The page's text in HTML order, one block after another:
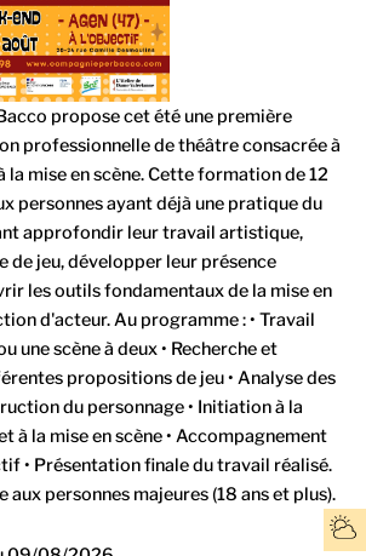
propose cet été une première
professionnelle de théâtre consacrée à
mise en scène. Cette formation de 12
personnes ayant déjà une pratique du
approfondir leur travail artistique,
de jeu, développer leur présence
les outils fondamentaux de la mise en
d'acteur. Au programme : • Travail
une scène à deux • Recherche et
propositions de jeu • Analyse des
du personnage • Initiation à la
à la mise en scène • Accompagnement
• Présentation finale du travail réalisé.
aux personnes majeures (18 ans et plus).